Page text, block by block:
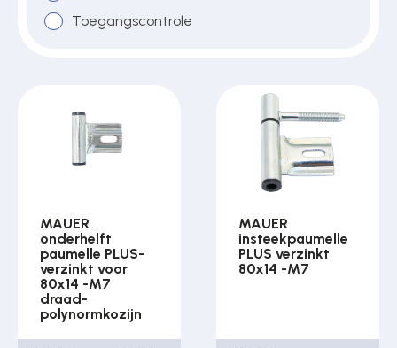
Toegangscontrole
MAUER
onderhelft
paumelle PLUS-
verzinkt voor
80x14 -M7
draad-
polynormkozijn
MAUER
insteekpaumelle
PLUS verzinkt
80x14 -M7